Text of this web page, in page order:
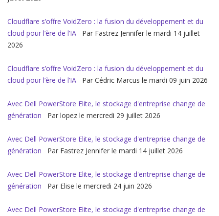
Cloudflare s’offre VoidZero : la fusion du développement et du
cloud pour l’ère de l’IA
Par Fastrez Jennifer le mardi 14 juillet
2026
Cloudflare s’offre VoidZero : la fusion du développement et du
cloud pour l’ère de l’IA
Par Cédric Marcus le mardi 09 juin 2026
Avec Dell PowerStore Elite, le stockage d'entreprise change de
génération
Par lopez le mercredi 29 juillet 2026
Avec Dell PowerStore Elite, le stockage d'entreprise change de
génération
Par Fastrez Jennifer le mardi 14 juillet 2026
Avec Dell PowerStore Elite, le stockage d'entreprise change de
génération
Par Elise le mercredi 24 juin 2026
Avec Dell PowerStore Elite, le stockage d'entreprise change de